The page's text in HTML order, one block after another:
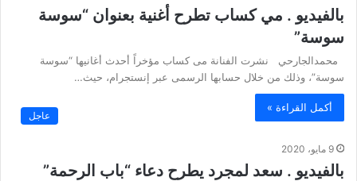
بالفيديو . مي كساب تطرح أغنية بعنوان “سوسة
سوسة”
محمدالجارحي نشرت الفنانة مى كساب مؤخراً أحدث أغانيها “سوسة
سوسة”، وذلك من خلال حسابها الرسمى عبر إنستجرام، حيث…
أكمل القراءة »
عاجل
9 مايو، 2020
بالفيديو . سعد لمجرد يطرح دعاء “باب الرحمة”